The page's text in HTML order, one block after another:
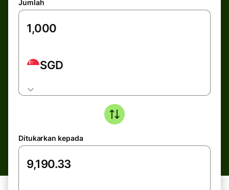
Jumlah
SGD
Ditukarkan kepada